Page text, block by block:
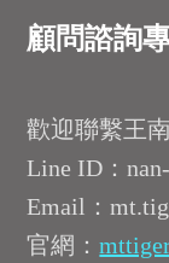
顧問諮詢
歡迎聯繫王
Line ID：
Email：
官網：